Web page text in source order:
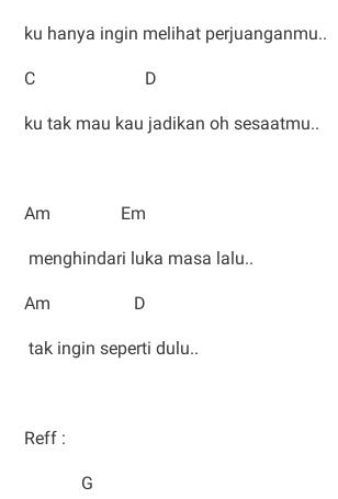
ku hanya ingin melihat perjuanganmu..
C D
ku tak mau kau jadikan oh sesaatmu..
Am Em
menghindari luka masa lalu..
Am D
tak ingin seperti dulu..
Reff :
G